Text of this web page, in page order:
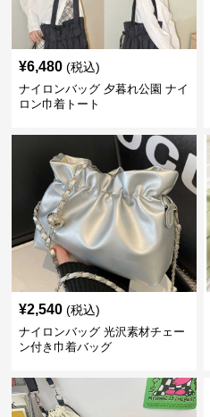
¥6,480 (税込)
ナイロンバッグ 夕暮れ公園 ナイ
ロン巾着トート
¥2,540 (税込)
ナイロンバッグ 光沢素材チェー
ン付き巾着バッグ